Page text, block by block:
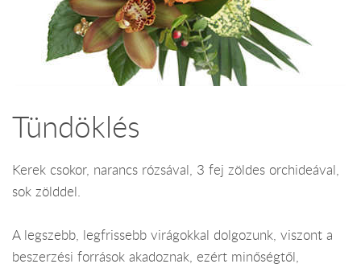
Tündöklés
Kerek csokor, narancs rózsával, 3 fej zöldes orchideával,
sok zölddel.
A legszebb, legfrissebb virágokkal dolgozunk, viszont a
beszerzési források akadoznak, ezért minőségtől,